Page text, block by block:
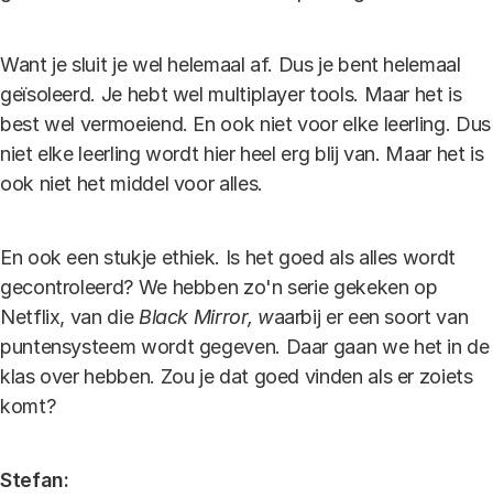
Want je sluit je wel helemaal af. Dus je bent helemaal
geïsoleerd. Je hebt wel multiplayer tools. Maar het is
best wel vermoeiend. En ook niet voor elke leerling. Dus
niet elke leerling wordt hier heel erg blij van. Maar het is
ook niet het middel voor alles.
En ook een stukje ethiek. Is het goed als alles wordt
gecontroleerd? We hebben zo'n serie gekeken op
Netflix, van die Black Mirror, waarbij er een soort van
puntensysteem wordt gegeven. Daar gaan we het in de
klas over hebben. Zou je dat goed vinden als er zoiets
komt?
Stefan: